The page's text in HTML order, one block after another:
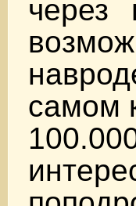
через
самом